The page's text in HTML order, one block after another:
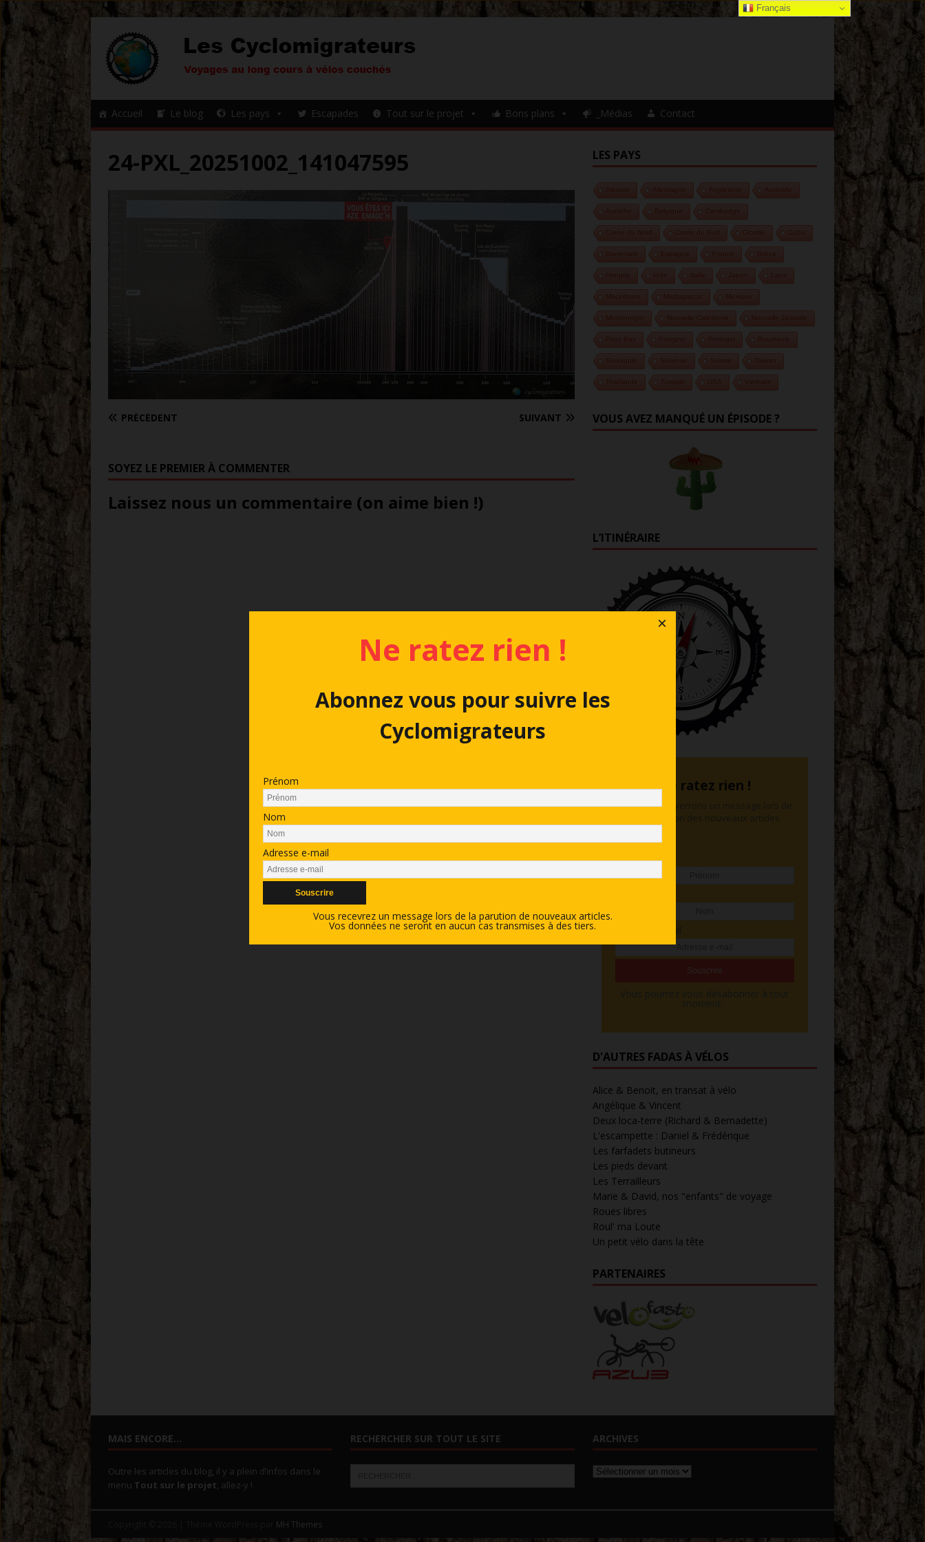
Accueil Le blog Les pays Escapades Tout sur le projet Bons plans _Médias Contact
24-PXL_20251002_141047595
PRÉCÉDENT SUIVANT
SOYEZ LE PREMIER À COMMENTER
Laissez nous un commentaire (on aime bien !)
LES PAYS
Albanie Allemagne Angleterre Australie
Autriche Belgique
Corée du Nord Corée du Sud
Danemark Espagne France Grèce
Hongrie
Macédoine Madagascar Mexique
Montenegro Nouvelle Calédonie Nouvelle Zélande
Pays Bas Pologne Portugal Roumanie
Slovaquie Slovénie Suisse Taiwan
Thaïlande USA Vietnam
VOUS AVEZ MANQUÉ UN ÉPISODE ?
L’ITINÉRAIRE
Ne ratez rien !
Nous vous enverrons un message lors de
Prénom
D'AUTRES FADAS À VÉLOS
Alice & Benoit, en transat à vélo
Angélique & Vincent
Deux loca-terre (Richard & Bernadette)
L'escampette : Daniel & Frédérique
Les farfadets butineurs
Les pieds devant
Les Terrailleurs
Marie & David, nos "enfants" de voyage
Roues libres
Roul' ma Loute
Un petit vélo dans la tête
PARTENAIRES
MAIS ENCORE…
Outre les articles du blog, il y a plein d’infos dans le
menu Tout sur le projet, allez-y !
RECHERCHER SUR TOUT LE SITE ARCHIVES
MH Themes
Ne ratez rien !
Abonnez vous pour suivre les
Cyclomigrateurs
Prénom
Nom
Adresse e-mail
Vous recevrez un message lors de la parution de nouveaux articles.
Vos données ne seront en aucun cas transmises à des tiers.
×
Français